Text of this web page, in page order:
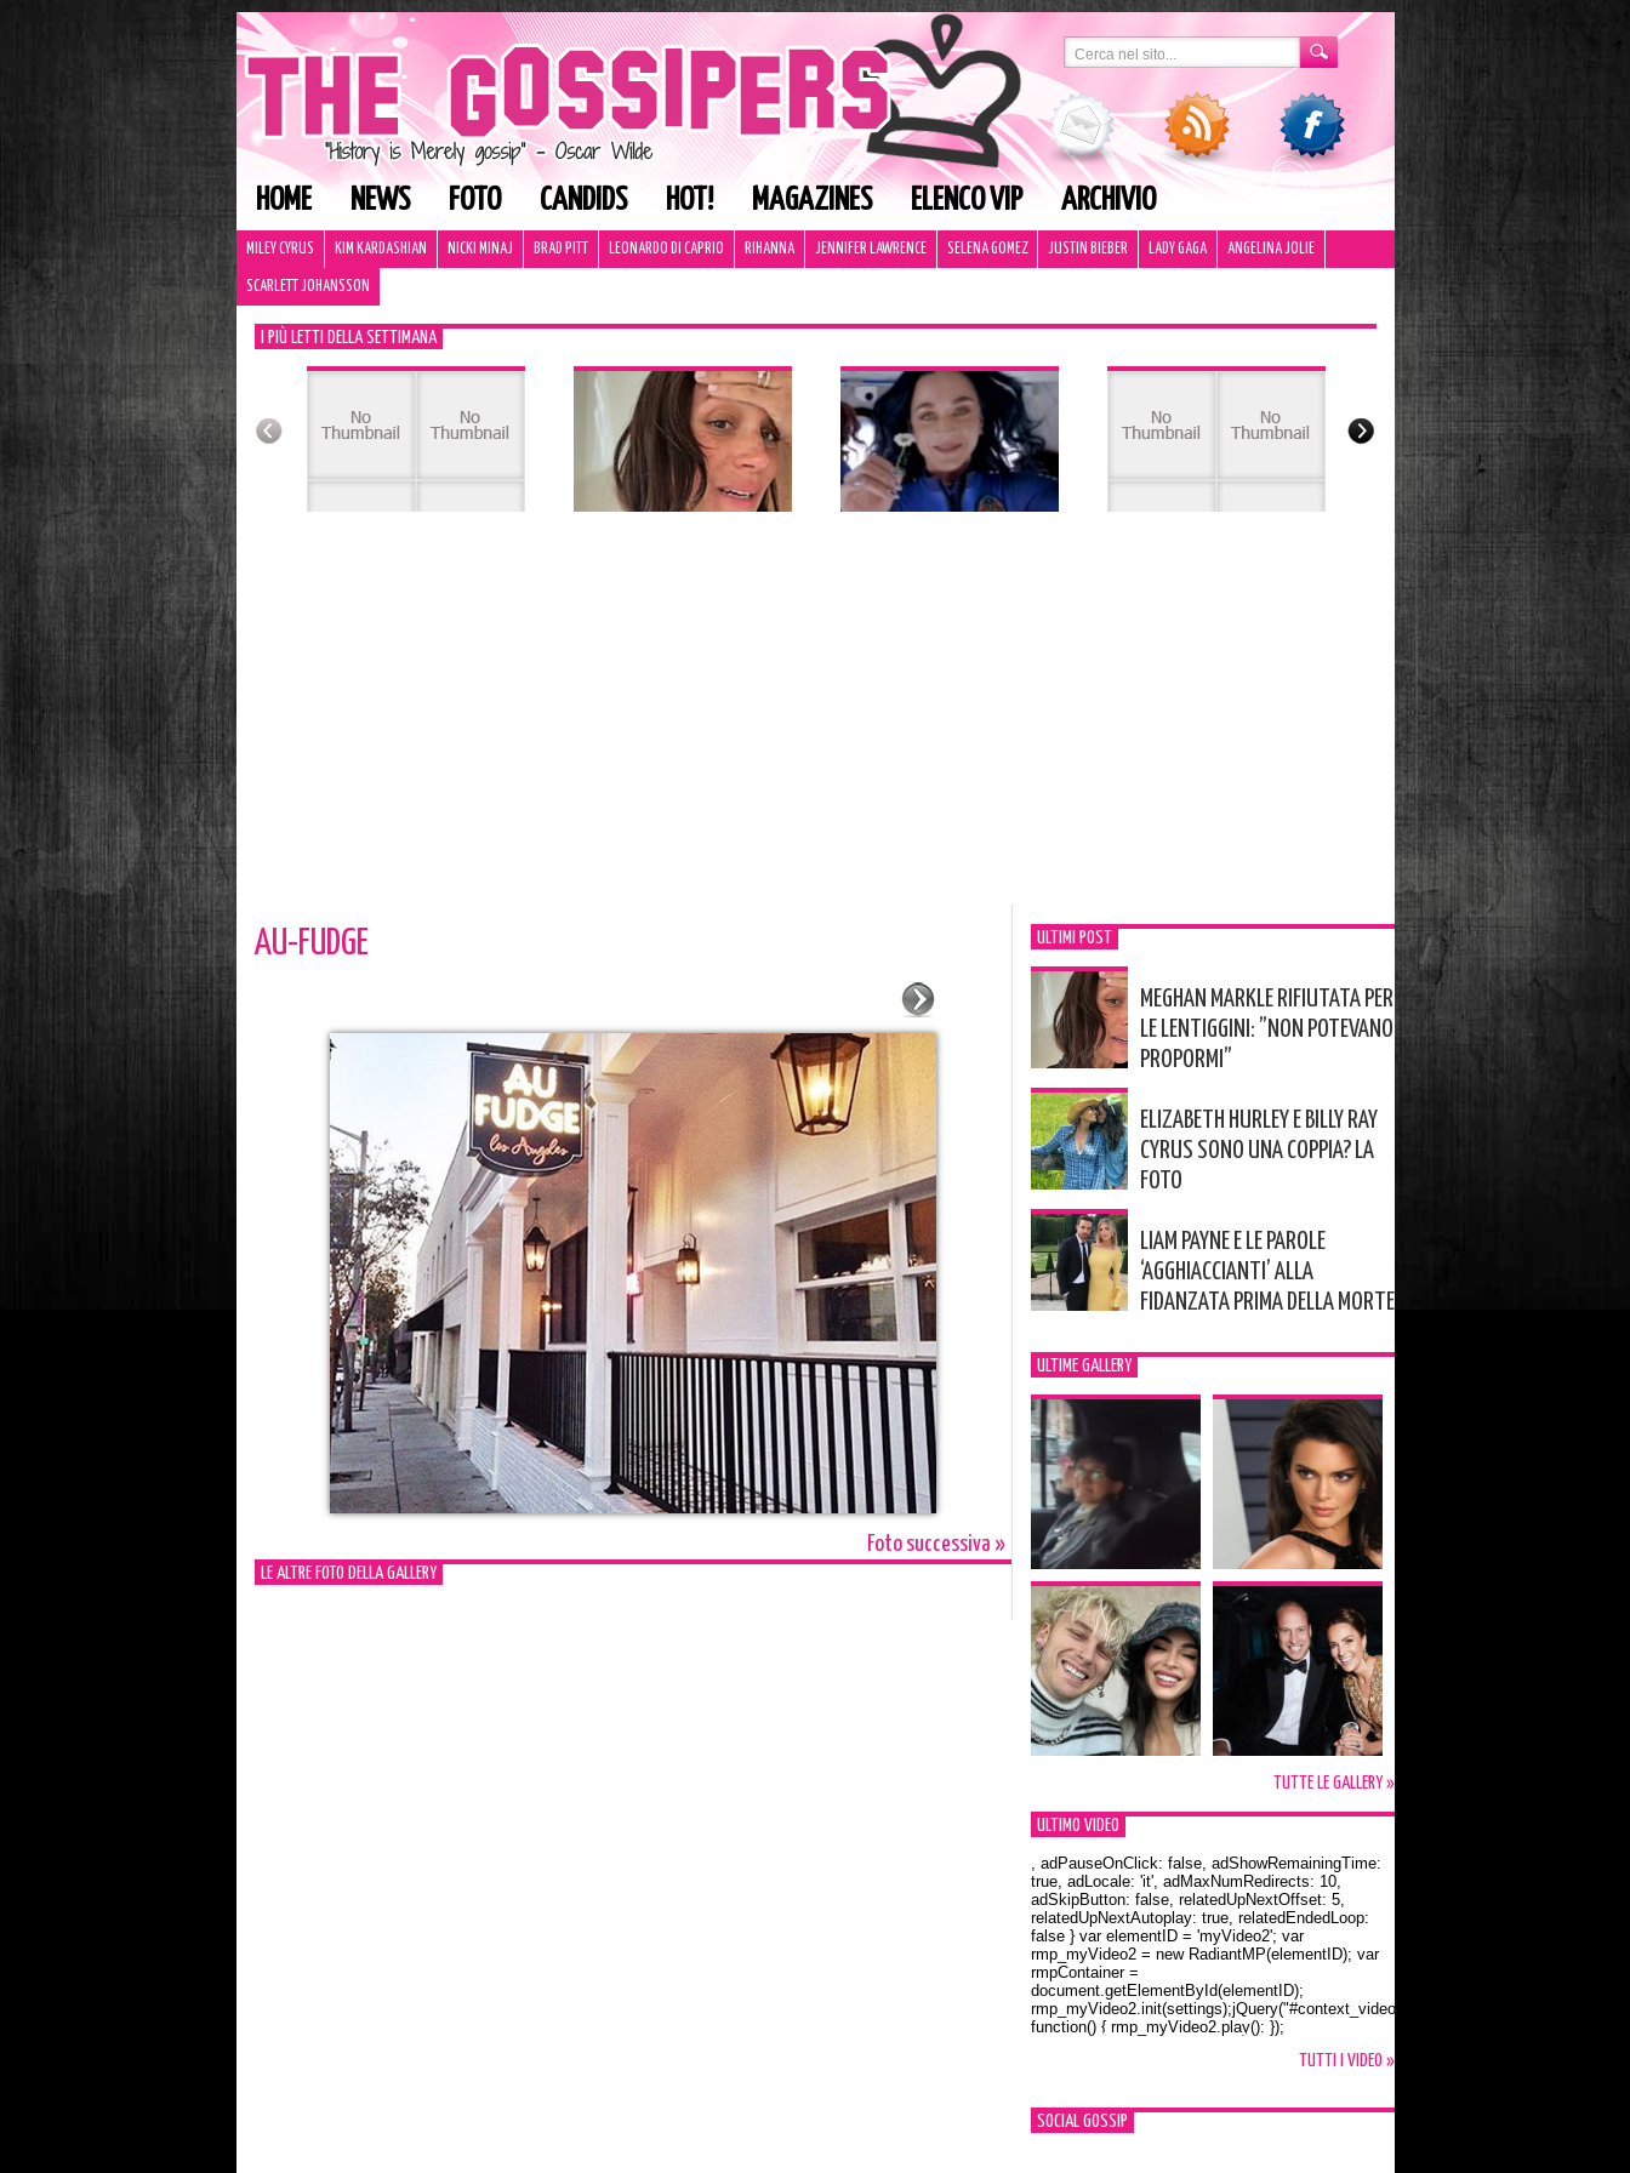
HOME NEWS FOTO CANDIDS HOT! MAGAZINES ELENCO VIP ARCHIVIO
MILEY CYRUS KIM KARDASHIAN NICKI MINAJ BRAD PITT LEONARDO DI CAPRIO RIHANNA JENNIFER LAWRENCE SELENA GOMEZ JUSTIN BIEBER LADY GAGA ANGELINA JOLIE
SCARLETT JOHANSSON
I PIÙ LETTI DELLA SETTIMANA
AU-FUDGE
Foto successiva »
LE ALTRE FOTO DELLA GALLERY
ULTIMI POST
MEGHAN MARKLE RIFIUTATA PER
LE LENTIGGINI: ”NON POTEVANO
PROPORMI”
ELIZABETH HURLEY E BILLY RAY
CYRUS SONO UNA COPPIA? LA
FOTO
LIAM PAYNE E LE PAROLE
‘AGGHIACCIANTI’ ALLA
FIDANZATA PRIMA DELLA MORTE
ULTIME GALLERY
TUTTE LE GALLERY »
ULTIMO VIDEO
Orlando Bloom e la t-shirt dedicata a Flynn
, adPauseOnClick: false, adShowRemainingTime:
true, adLocale: 'it', adMaxNumRedirects: 10,
adSkipButton: false, relatedUpNextOffset: 5,
relatedUpNextAutoplay: true, relatedEndedLoop:
false } var elementID = 'myVideo2'; var
rmp_myVideo2 = new RadiantMP(elementID); var
rmpContainer =
document.getElementById(elementID);
rmp_myVideo2.init(settings);jQuery("#context_video2").one("mouseover",
function() { rmp_myVideo2.play(); });
TUTTI I VIDEO »
SOCIAL GOSSIP